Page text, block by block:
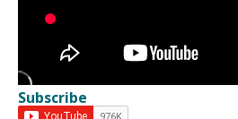
Subscribe